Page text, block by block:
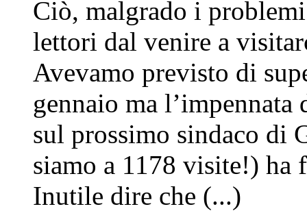
Ciò, malgrado i
lettori dal venire a
Avevamo previsto di
gennaio ma
sul prossimo sindaco di
siamo a 1178 visite!) ha
Inutile dire che (...)